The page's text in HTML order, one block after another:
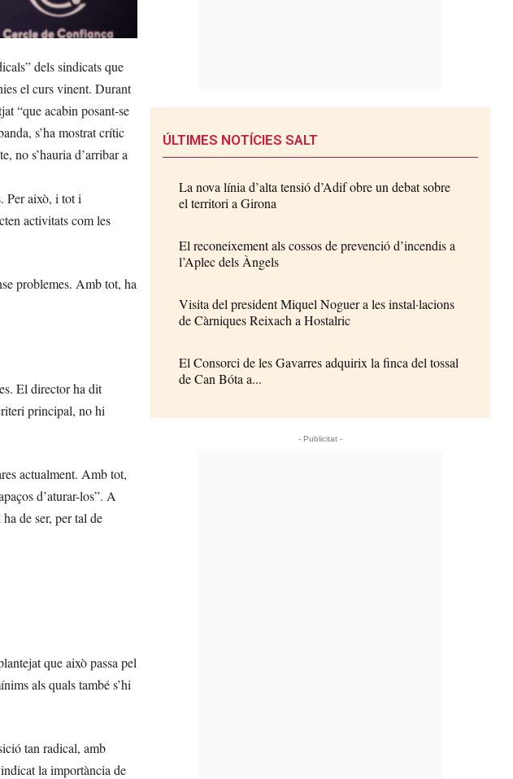
dels sindicats que
el curs vinent. Durant
“que acabin posant-se
s’ha mostrat crític
no s’hauria d’arribar a
Per això, i tot i
activitats com les
problemes. Amb tot, ha
El director ha dit
principal, no hi
actualment. Amb tot,
d’aturar-los”. A
de ser, per tal de
que això passa pel
als quals també s’hi
tan radical, amb
la importància de
ÚLTIMES NOTÍCIES SALT
La nova línia d’alta tensió d’Adif obre un debat sobre
el territori a Girona
El reconeixement als cossos de prevenció d’incendis a
l’Aplec dels Àngels
Visita del president Miquel Noguer a les instal·lacions
de Càrniques Reixach a Hostalric
El Consorci de les Gavarres adquirix la finca del tossal
de Can Bóta a...
- Publicitat -